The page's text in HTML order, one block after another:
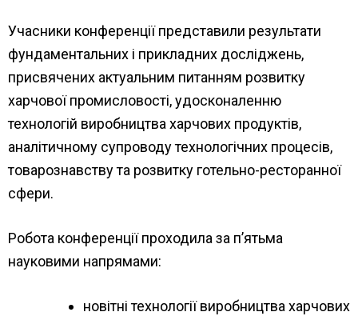
Учасники конференції представили результати
фундаментальних і прикладних досліджень,
присвячених актуальним питанням розвитку
харчової промисловості, удосконаленню
технологій виробництва харчових продуктів,
аналітичному супроводу технологічних процесів,
товарознавству та розвитку готельно-ресторанної
сфери.
Робота конференції проходила за п’ятьма
науковими напрямами:
новітні технології виробництва харчових